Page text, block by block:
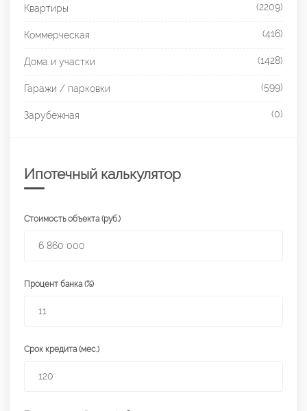
Квартиры (2209)
Коммерческая (416)
Дома и участки (1428)
Гаражи / парковки (599)
Зарубежная (0)
Ипотечный калькулятор
Стоимость объекта (руб.)
Процент банка (%)
Срок кредита (мес.)